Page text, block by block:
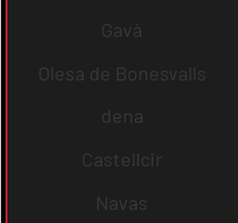
Gavà
Olesa de Bonesvalls
dena
Castellcir
Navas